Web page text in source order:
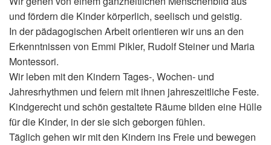
und fördern die Kinder körperlich, seelisch und geistig.
In der pädagogischen Arbeit orientieren wir uns an den
Erkenntnissen von Emmi Pikler, Rudolf Steiner und Maria
Montessori.
Wir leben mit den Kindern Tages-, Wochen- und
Jahresrhythmen und feiern mit ihnen jahreszeitliche Feste.
Kindgerecht und schön gestaltete Räume bilden eine Hülle
für die Kinder, in der sie sich geborgen fühlen.
Täglich gehen wir mit den Kindern ins Freie und bewegen